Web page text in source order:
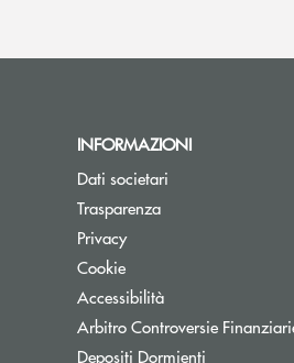
INFORMAZIONI
Dati societari
Trasparenza
Privacy
Cookie
Accessibilità
Arbitro Controversie
Depositi Dormienti